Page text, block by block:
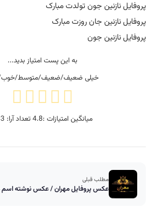
پروفایل نازنین جون تولدت مبارک
پروفایل نازنین جان روزت مبارک
پروفایل نازنین جون
به این پست امتیاز بدید...
خیلی ضعیف/ضعیف/متوسط/خوب/
میانگین امتیازات :4.8تعداد آرا:
مطلب قبلی
عکس پروفایل مهران / عکس نوشته اسم